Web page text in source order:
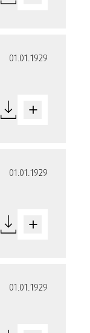
01.01.1929
01.01.1929
01.01.1929